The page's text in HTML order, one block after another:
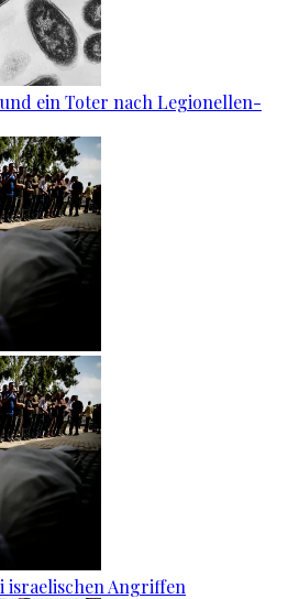
ein Toter nach Legionellen-
israelischen Angriffen